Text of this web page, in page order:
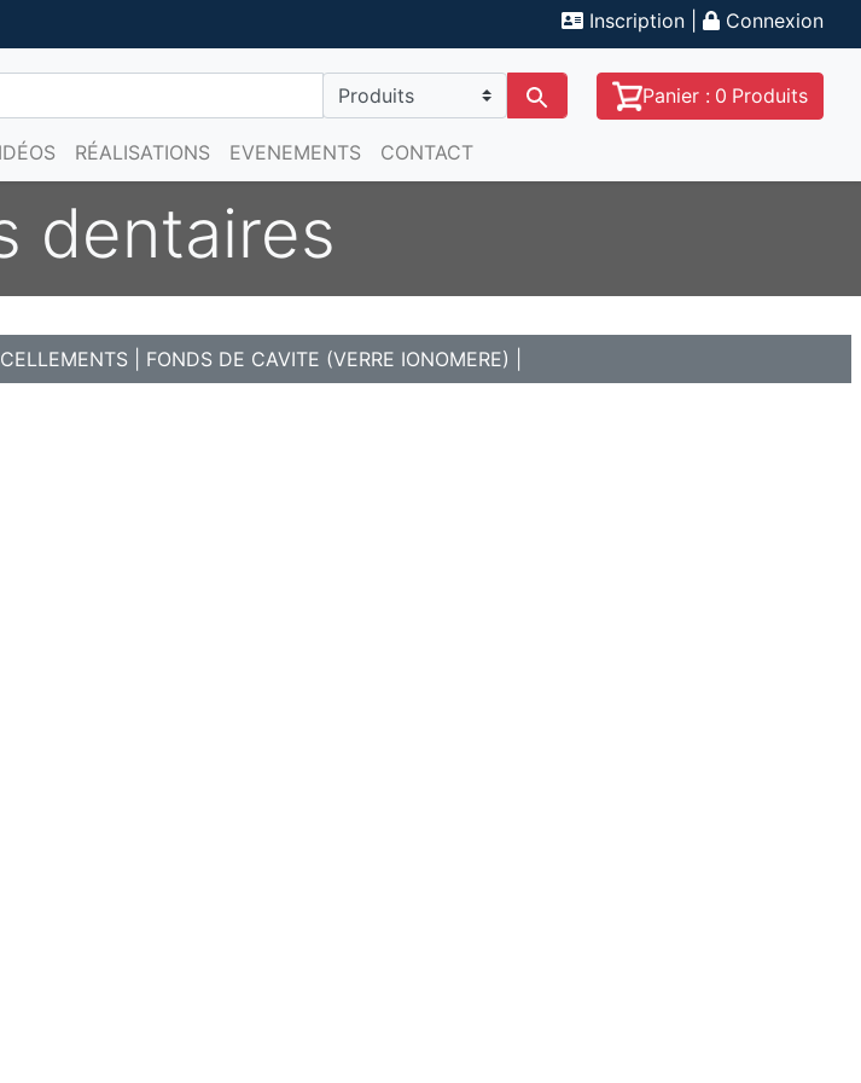
Inscription Connexion
Panier : 0 Produits
RÉALISATIONS EVENEMENTS CONTACT
dentaires
FONDS DE CAVITE (VERRE IONOMERE)